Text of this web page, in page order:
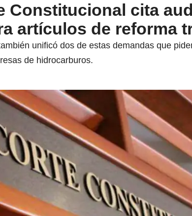
Constitucional cita
artículos de reforma
unificó dos de estas demandas que
de hidrocarburos.